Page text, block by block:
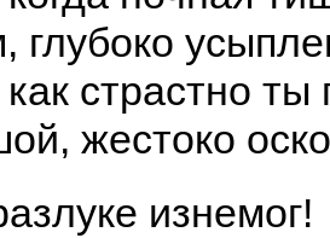
глубоко
страстно ты
жестоко
изнемог!